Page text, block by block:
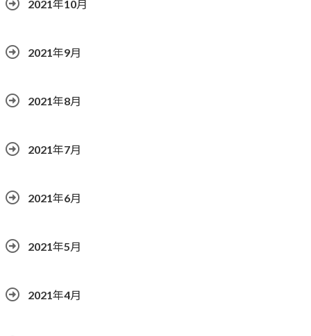
2021年10月
2021年9月
2021年8月
2021年7月
2021年6月
2021年5月
2021年4月